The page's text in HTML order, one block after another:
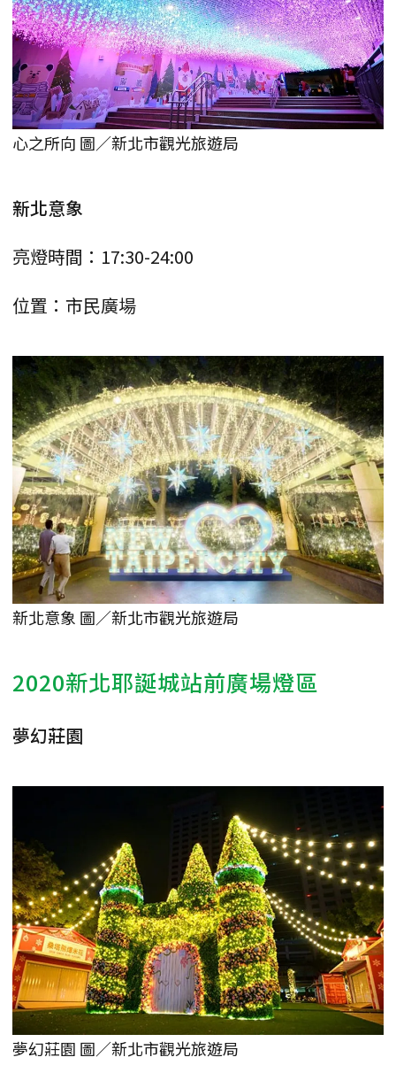
心之所向 圖／新北市觀光旅遊局
新北意象
亮燈時間：17:30-24:00
位置：市民廣場
新北意象 圖／新北市觀光旅遊局
2020新北耶誕城站前廣場燈區
夢幻莊園
夢幻莊園 圖／新北市觀光旅遊局